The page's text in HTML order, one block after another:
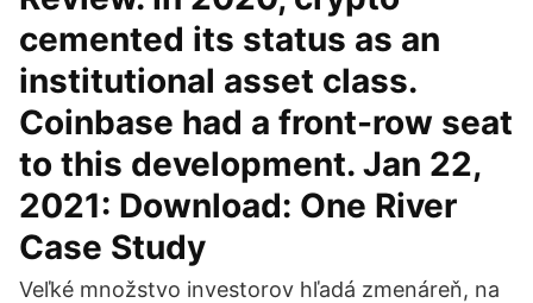
cemented its status as an
institutional asset class.
Coinbase had a front-row seat
to this development. Jan 22,
2021: Download: One River
Case Study
Veľké množstvo investorov hľadá zmenáreň, na